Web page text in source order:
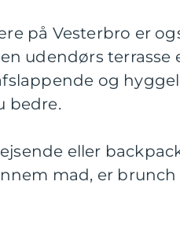
på Vesterbro er
udendørs terrasse
og
bedre.
eller
mad, er